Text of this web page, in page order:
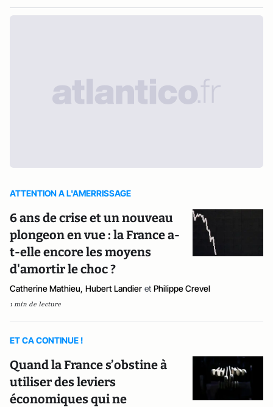
ATTENTION A L'AMERRISSAGE
6 ans de crise et un nouveau
plongeon en vue : la France a-
t-elle encore les moyens
d'amortir le choc ?
Catherine Mathieu, Hubert Landier et Philippe Crevel
1 min de lecture
ET CA CONTINUE !
Quand la France s’obstine à
utiliser des leviers
économiques qui ne